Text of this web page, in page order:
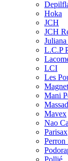
Hoka
JCH
JCH
L.C.P
LCI
Les
Mani
Mavex
Nao
Parisax
Perron
Pollié